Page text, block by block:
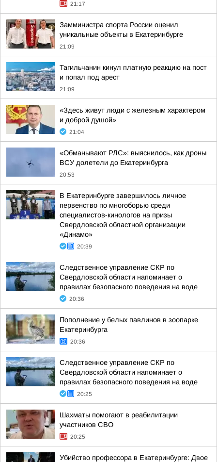
21:17
Замминистра спорта России оценил
уникальные объекты в Екатеринбурге
21:09
Тагильчанин кинул платную реакцию на пост
и попал под арест
21:09
«Здесь живут люди с железным характером
и доброй душой»
21:04
«Обманывают РЛС»: выяснилось, как дроны
ВСУ долетели до Екатеринбурга
20:53
В Екатеринбурге завершилось личное
первенство по многоборью среди
специалистов-кинологов на призы
Свердловской областной организации
«Динамо»
20:39
Следственное управление СКР по
Свердловской области напоминает о
правилах безопасного поведения на воде
20:36
Пополнение у белых павлинов в зоопарке
Екатеринбурга
20:36
Следственное управление СКР по
Свердловской области напоминает о
правилах безопасного поведения на воде
20:25
Шахматы помогают в реабилитации
участников СВО
20:25
Убийство профессора в Екатеринбурге: Двое